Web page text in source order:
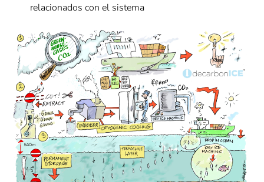
relacionados con el sistema